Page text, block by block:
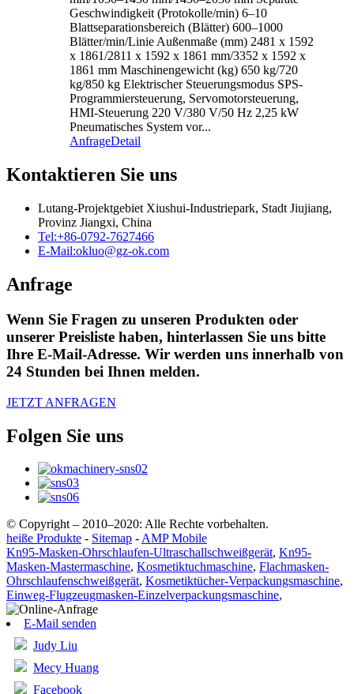
Geschwindigkeit (Protokolle/min) 6–10
Blattseparationsbereich (Blätter) 600–1000
Blätter/min/Linie Außenmaße (mm) 2481 x 1592
x 1861/2811 x 1592 x 1861 mm/3352 x 1592 x
1861 mm Maschinengewicht (kg) 650 kg/720
kg/850 kg Elektrischer Steuerungsmodus SPS-
Programmiersteuerung, Servomotorsteuerung,
HMI-Steuerung 220 V/380 V/50 Hz 2,25 kW
Pneumatisches System vor...
AnfrageDetail
Kontaktieren Sie uns
Lutang-Projektgebiet Xiushui-Industriepark, Stadt Jiujiang,
Provinz Jiangxi, China
Tel:+86-0792-7627466
E-Mail:okluo@gz-ok.com
Anfrage
Wenn Sie Fragen zu unseren Produkten oder
unserer Preisliste haben, hinterlassen Sie uns bitte
Ihre E-Mail-Adresse. Wir werden uns innerhalb von
24 Stunden bei Ihnen melden.
JETZT ANFRAGEN
Folgen Sie uns
© Copyright – 2010–2020: Alle Rechte vorbehalten.
heiße Produkte - Sitemap -AMP Mobile
Kn95-Masken-Ohrschlaufen-Ultraschallschweißgerät, Kn95-
Masken-Mastermaschine, Kosmetiktuchmaschine, Flachmasken-
Ohrschlaufenschweißgerät, Kosmetiktücher-Verpackungsmaschine,
Einweg-Flugzeugmasken-Einzelverpackungsmaschine,
E-Mail senden
Judy Liu
Mecy Huang
Facebook